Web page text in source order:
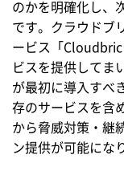
のかを明確化し、
です。クラウドブ
ービス「Cloudbric
ビスを提供してま
が最初に導入すべ
存のサービスを含
から脅威対策・継
ン提供が可能にな